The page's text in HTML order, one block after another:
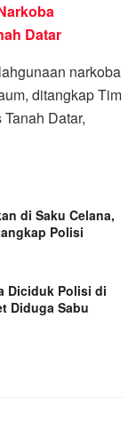
Datar
narkoba
ditangkap Tim
Datar,
di Saku Celana,
Polisi
Diciduk Polisi di
Diduga Sabu